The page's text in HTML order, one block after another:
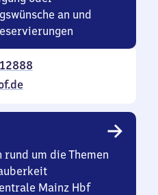
an und
um die Themen
Mainz Hbf